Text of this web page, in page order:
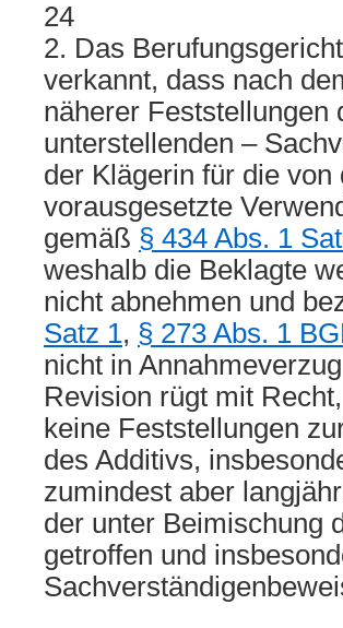
24
2. Das
verkannt, dass nach
näherer Feststellungen
unterstellenden –
der Klägerin für die
vorausgesetzte
gemäß § 434 Abs. 1
weshalb die Beklagte
nicht abnehmen und
Satz 1, § 273 Abs. 1
nicht in
Revision rügt mit
keine Feststellungen
des Additivs,
zumindest aber
der unter Beimischung
getroffen und